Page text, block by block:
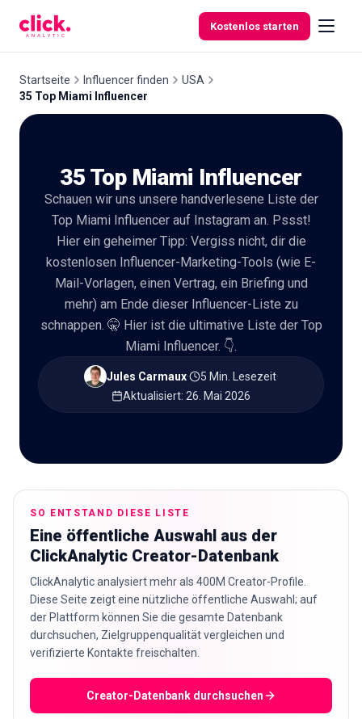
Kostenlos starten
Kostenlose
Tools
🇩🇪DE
Startseite Influencer finden
USA
35 Top Miami Influencer
35 Top Miami Influencer
Schauen wir uns unsere handverlesene Liste der
Top Miami Influencer auf Instagram an. Pssst!
Hier ein geheimer Tipp: Vergiss nicht, dir die
kostenlosen Influencer-Marketing-Tools (wie E-
Mail-Vorlagen, einen Vertrag, ein Briefing und
mehr) am Ende dieser Influencer-Liste zu
schnappen. 🤫 Hier ist die ultimative Liste der Top
Miami Influencer. 👇.
Jules Carmaux· 5 Min. Lesezeit·
Aktualisiert: 26. Mai 2026
SO ENTSTAND DIESE LISTE
Eine öffentliche Auswahl aus der
ClickAnalytic Creator-Datenbank
ClickAnalytic analysiert mehr als 400M Creator-Profile.
Diese Seite zeigt eine nützliche öffentliche Auswahl; auf
der Plattform können Sie die gesamte Datenbank
durchsuchen, Zielgruppenqualität vergleichen und
verifizierte Kontakte freischalten.
Creator-Datenbank durchsuchen